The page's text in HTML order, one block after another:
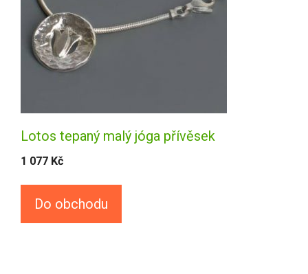
Lotos tepaný malý jóga přívěsek
1 077 Kč
Do obchodu